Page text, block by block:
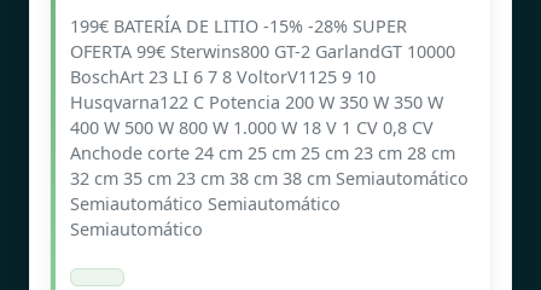
199€ BATERÍA DE LITIO -15% -28% SUPER
OFERTA 99€ Sterwins800 GT-2 GarlandGT 10000
BoschArt 23 LI 6 7 8 VoltorV1125 9 10
Husqvarna122 C Potencia 200 W 350 W 350 W
400 W 500 W 800 W 1.000 W 18 V 1 CV 0,8 CV
Anchode corte 24 cm 25 cm 25 cm 23 cm 28 cm
32 cm 35 cm 23 cm 38 cm 38 cm Semiautomático
Semiautomático Semiautomático
Semiautomático